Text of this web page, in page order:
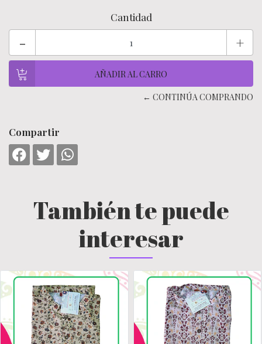
Cantidad
- +
← CONTINÚA COMPRANDO
Compartir
También te puede
interesar